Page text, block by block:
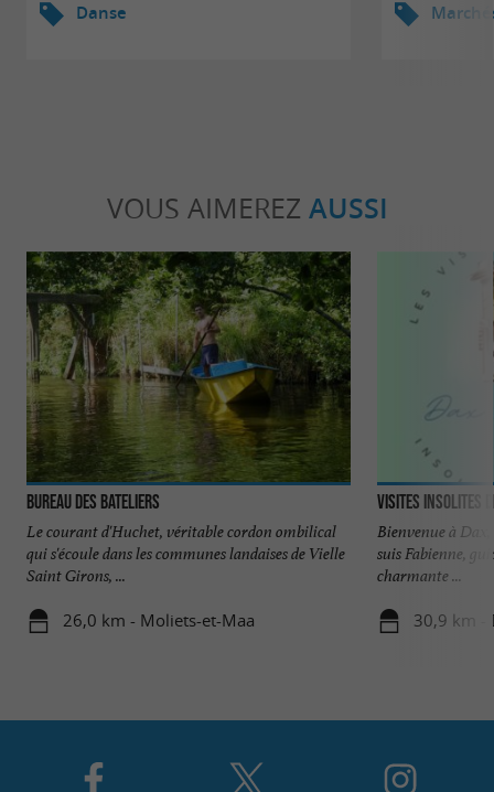
Danse
VOUS AIMEREZ AUSSI
Bureau des Bateliers
Le courant d'Huchet, véritable cordon ombilical
qui s'écoule dans les communes landaises de Vielle
Saint Girons, ...
26,0 km - Moliets-et-Maa
Visites insolites
Bienvenue à
suis Fabienne,
charmante ...
30,9 km -